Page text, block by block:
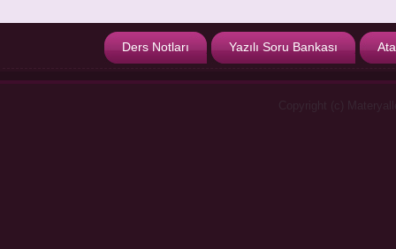
Ders Notları Yazılı Soru Bankası